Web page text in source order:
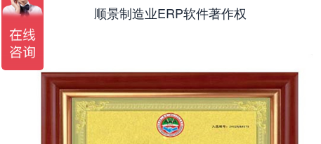
顺景制造业ERP软件著作权